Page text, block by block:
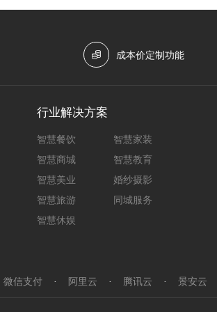
成本价定制功能
行业解决方案
智慧餐饮
智慧家装
智慧商城
智慧教育
智慧美业
婚纱摄影
智慧旅游
同城服务
智慧休娱
微信支付 · 阿里云 · 腾讯云 · 景安云